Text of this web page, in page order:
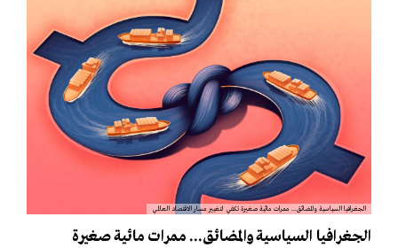
الجغرافيا السياسية والمضائق... ممرات مائية صغيرة تكفي لتغيير مسار الاقتصاد العالمي
الجغرافيا السياسية والمضائق... ممرات مائية صغيرة